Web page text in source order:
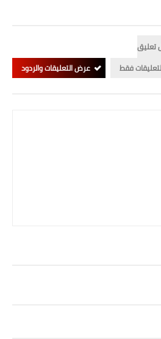
تعليق
فقط
عرض التعليقات والردود